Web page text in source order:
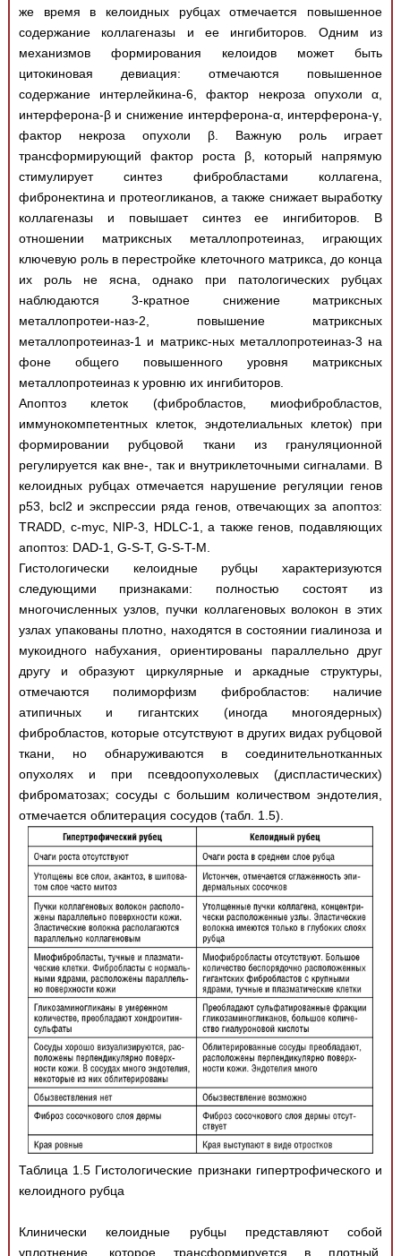
же время в келоидных рубцах отмечается повышенное
содержание коллагеназы и ее ингибиторов. Одним из
механизмов формирования келоидов может быть
цитокиновая девиация: отмечаются повышенное
содержание интерлейкина-6, фактор некроза опухоли α,
интерферона-β и снижение интерферона-α, интерферона-γ,
фактор некроза опухоли β. Важную роль играет
трансформирующий фактор роста β, который напрямую
стимулирует синтез фибробластами коллагена,
фибронектина и протеогликанов, а также снижает выработку
коллагеназы и повышает синтез ее ингибиторов. В
отношении матриксных металлопротеиназ, играющих
ключевую роль в перестройке клеточного матрикса, до конца
их роль не ясна, однако при патологических рубцах
наблюдаются 3-кратное снижение матриксных
металлопротеи-наз-2, повышение матриксных
металлопротеиназ-1 и матрикс-ных металлопротеиназ-3 на
фоне общего повышенного уровня матриксных
металлопротеиназ к уровню их ингибиторов.
Апоптоз клеток (фибробластов, миофибробластов,
иммунокомпетентных клеток, эндотелиальных клеток) при
формировании рубцовой ткани из грануляционной
регулируется как вне-, так и внутриклеточными сигналами. В
келоидных рубцах отмечается нарушение регуляции генов
р53, bcl2 и экспрессии ряда генов, отвечающих за апоптоз:
TRADD, c-myc, NIP-3, HDLC-1, а также генов, подавляющих
апоптоз: DAD-1, G-S-T, G-S-T-M.
Гистологически келоидные рубцы характеризуются
следующими признаками: полностью состоят из
многочисленных узлов, пучки коллагеновых волокон в этих
узлах упакованы плотно, находятся в состоянии гиалиноза и
мукоидного набухания, ориентированы параллельно друг
другу и образуют циркулярные и аркадные структуры,
отмечаются полиморфизм фибробластов: наличие
атипичных и гигантских (иногда многоядерных)
фибробластов, которые отсутствуют в других видах рубцовой
ткани, но обнаруживаются в соединительнотканных
опухолях и при псевдоопухолевых (диспластических)
фиброматозах; сосуды с большим количеством эндотелия,
отмечается облитерация сосудов (табл. 1.5).
Таблица 1.5 Гистологические признаки гипертрофического и
келоидного рубца
Клинически келоидные рубцы представляют собой
уплотнение, которое трансформируется в плотный,